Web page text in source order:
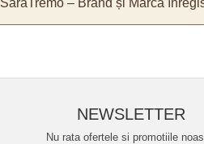
SaraTremo – Brand și Marcă
NEWSLETTER
Nu rata ofertele si promotiile